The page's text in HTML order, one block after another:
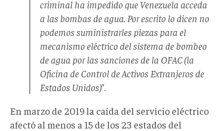
criminal ha impedido que Venezuela acceda
a las bombas de agua. Por escrito lo dicen no
podemos suministrarles piezas para el
mecanismo eléctrico del sistema de bombeo
de agua por las sanciones de la OFAC (la
Oficina de Control de Activos Extranjeros de
Estados Unidos)".
En marzo de 2019 la caída del servicio eléctrico
afectó al menos a 15 de los 23 estados del